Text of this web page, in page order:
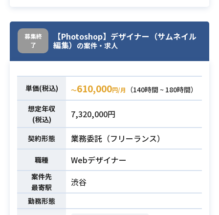
業務内容
tagram等SNSメディアコンテンツ用
の映像、画像制作を担って頂きま
す。
主に演者のコメント動画やキャンペ
ーン画像用素材の加工修正、テロッ
ブ入れ等の編集業務も担って頂きま
す。
必須スキル
※ご紹介時ポートフォリオ必須※
・AfterEffects/Premiere Pro/Phot
oshop/Illustrator等の実務経験
・SNSに関する基礎知識、興味
・写真/動画撮影に関しての知識
募集終
了
【Photoshop】デザイナー（サムネイル
編集） の案件・求人
単価(税込) 〜610,000円/月
（140時間 ~ 180時間）
想定年収
(税込)
7,320,000円
契約形態 業務委託（フリーランス）
職種 Webデザイナー
案件先
最寄駅
渋谷
勤務形態